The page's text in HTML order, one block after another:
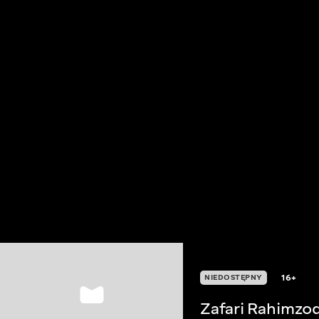
NIEDOSTĘPNY 16+
Zafari